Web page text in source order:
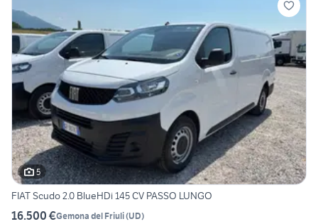
5
FIAT Scudo 2.0 BlueHDi 145 CV PASSO LUNGO
16.500 €Gemona del Friuli(UD)